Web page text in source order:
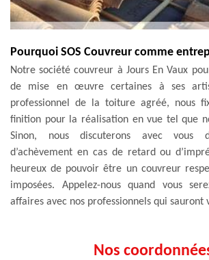
Pourquoi SOS Couvreur comme
Notre société couvreur à Jours En Vaux
de mise en œuvre certaines à ses
professionnel de la toiture agréé, nous
finition pour la réalisation en vue tel que
Sinon, nous discuterons avec vous
d’achèvement en cas de retard ou
heureux de pouvoir être un couvreur
imposées. Appelez-nous quand vous
affaires avec nos professionnels qui sauront
Nos